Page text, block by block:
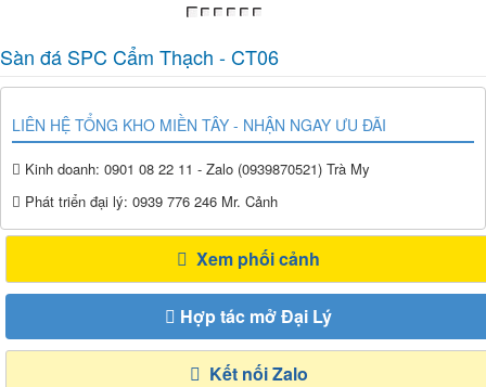
Sàn đá SPC Cẩm Thạch - CT06
LIÊN HỆ TỔNG KHO MIỀN TÂY - NHẬN NGAY ƯU ĐÃI
Kinh doanh: 0901 08 22 11 - Zalo (0939870521) Trà My
Phát triển đại lý: 0939 776 246 Mr. Cảnh
Xem phối cảnh
Hợp tác mở Đại Lý
Kết nối Zalo